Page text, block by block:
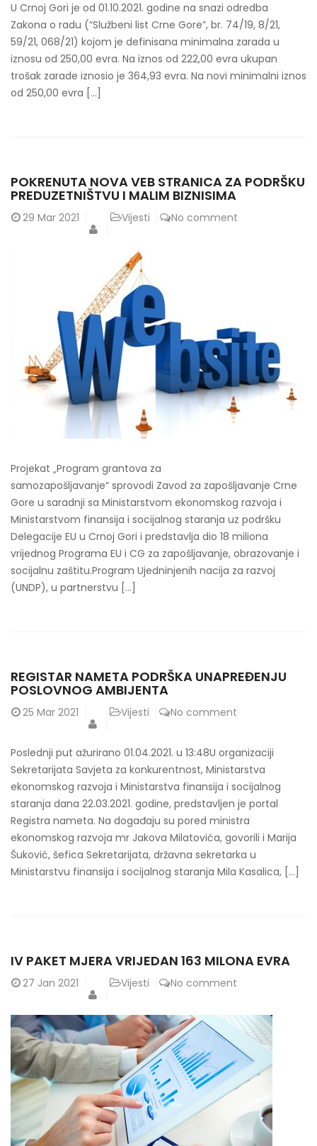
U Crnoj Gori je od 01.10.2021. godine na snazi odredba
Zakona o radu (“Službeni list Crne Gore”, br. 74/19, 8/21,
59/21, 068/21) kojom je definisana minimalna zarada u
iznosu od 250,00 evra. Na iznos od 222,00 evra ukupan
trošak zarade iznosio je 364,93 evra. Na novi minimalni iznos
od 250,00 evra […]
POKRENUTA NOVA VEB STRANICA ZA PODRŠKU
PREDUZETNIŠTVU I MALIM BIZNISIMA
29 Mar 2021 Vijesti No comment
Projekat „Program grantova za
samozapošljavanje“ sprovodi Zavod za zapošljavanje Crne
Gore u saradnji sa Ministarstvom ekonomskog razvoja i
Ministarstvom finansija i socijalnog staranja uz podršku
Delegacije EU u Crnoj Gori i predstavlja dio 18 miliona
vrijednog Programa EU i CG za zapošljavanje, obrazovanje i
socijalnu zaštitu.Program Ujedninjenih nacija za razvoj
(UNDP), u partnerstvu […]
REGISTAR NAMETA PODRŠKA UNAPREĐENJU
POSLOVNOG AMBIJENTA
25 Mar 2021 Vijesti No comment
Poslednji put ažurirano 01.04.2021. u 13:48U organizaciji
Sekretarijata Savjeta za konkurentnost, Ministarstva
ekonomskog razvoja i Ministarstva finansija i socijalnog
staranja dana 22.03.2021. godine, predstavljen je portal
Registra nameta. Na događaju su pored ministra
ekonomskog razvoja mr Jakova Milatovića, govorili i Marija
Šuković, šefica Sekretarijata, državna sekretarka u
Ministarstvu finansija i socijalnog staranja Mila Kasalica, […]
IV PAKET MJERA VRIJEDAN 163 MILONA EVRA
27 Jan 2021 Vijesti No comment